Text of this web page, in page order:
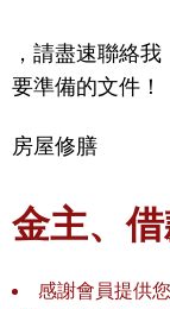
，請盡速聯絡
要準備的文件！
房屋修膳
金主、借
感謝會員提供